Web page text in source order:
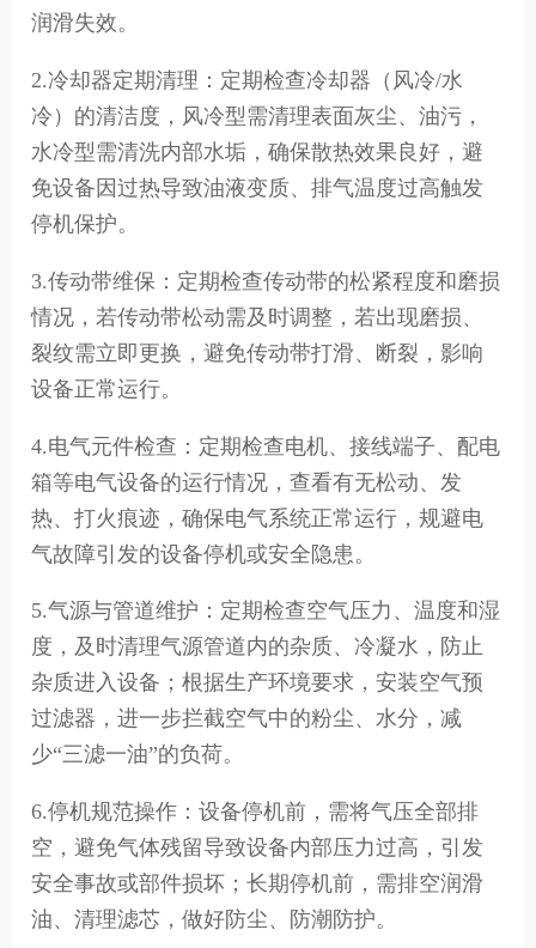
润滑失效。
2.冷却器定期清理：定期检查冷却器（风冷/水
冷）的清洁度，风冷型需清理表面灰尘、油污，
水冷型需清洗内部水垢，确保散热效果良好，避
免设备因过热导致油液变质、排气温度过高触发
停机保护。
3.传动带维保：定期检查传动带的松紧程度和磨损
情况，若传动带松动需及时调整，若出现磨损、
裂纹需立即更换，避免传动带打滑、断裂，影响
设备正常运行。
4.电气元件检查：定期检查电机、接线端子、配电
箱等电气设备的运行情况，查看有无松动、发
热、打火痕迹，确保电气系统正常运行，规避电
气故障引发的设备停机或安全隐患。
5.气源与管道维护：定期检查空气压力、温度和湿
度，及时清理气源管道内的杂质、冷凝水，防止
杂质进入设备；根据生产环境要求，安装空气预
过滤器，进一步拦截空气中的粉尘、水分，减
少“三滤一油”的负荷。
6.停机规范操作：设备停机前，需将气压全部排
空，避免气体残留导致设备内部压力过高，引发
安全事故或部件损坏；长期停机前，需排空润滑
油、清理滤芯，做好防尘、防潮防护。